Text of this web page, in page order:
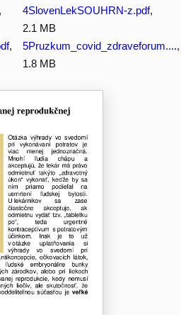
4SlovenLekSOUHRN-z.pdf,
2.1 MB
,
5Pruzkum_covid_zdraveforum....,
1.8 MB